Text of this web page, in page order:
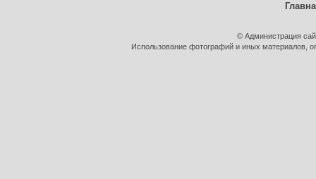
© Администрация
Использование фотографий и иных материалов,